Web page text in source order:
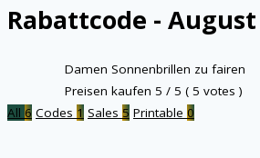
Rabattcode - August
Damen Sonnenbrillen zu fairen
Preisen kaufen 5 / 5 ( 5 votes )
All 6 Codes 1 Sales 5 Printable 0